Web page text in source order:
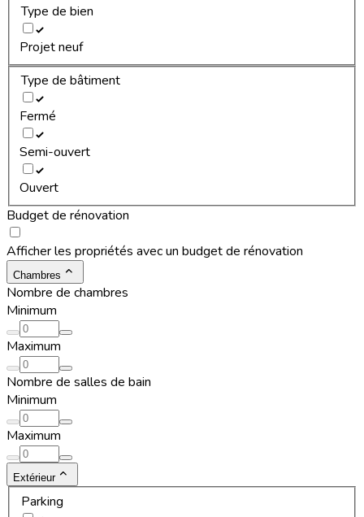
Type de bien
Projet neuf
Type de bâtiment
Fermé
Semi-ouvert
Ouvert
Budget de rénovation
Afficher les propriétés avec un budget de rénovation
Chambres
Nombre de chambres
Minimum
Maximum
Nombre de salles de bain
Minimum
Maximum
Extérieur
Parking